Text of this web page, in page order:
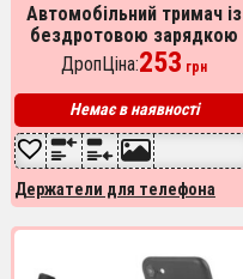
Автомобільний тримач із
бездротовою зарядкою
Smart Sensor S5
ДропЦіна:253 грн
Немає в наявності
Держатели для телефона